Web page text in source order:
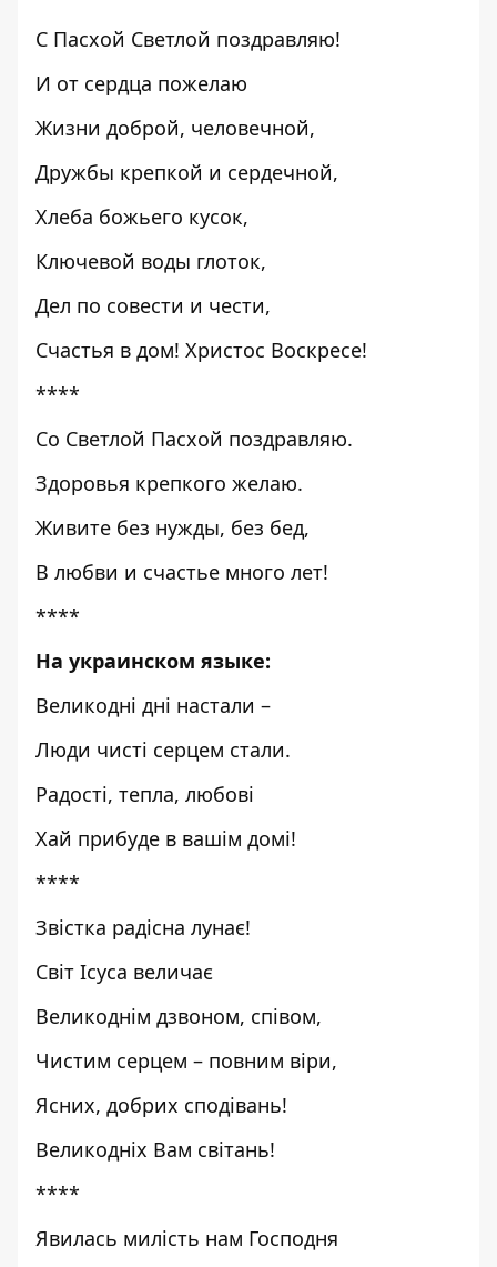
С Пасхой Светлой поздравляю!
И от сердца пожелаю
Жизни доброй, человечной,
Дружбы крепкой и сердечной,
Хлеба божьего кусок,
Ключевой воды глоток,
Дел по совести и чести,
Счастья в дом! Христос Воскресе!
****
Со Светлой Пасхой поздравляю.
Здоровья крепкого желаю.
Живите без нужды, без бед,
В любви и счастье много лет!
****
На украинском языке:
Великодні дні настали –
Люди чисті серцем стали.
Радості, тепла, любові
Хай прибуде в вашім домі!
****
Звістка радісна лунає!
Світ Ісуса величає
Великоднім дзвоном, співом,
Чистим серцем – повним віри,
Ясних, добрих сподівань!
Великодніх Вам світань!
****
Явилась милість нам Господня